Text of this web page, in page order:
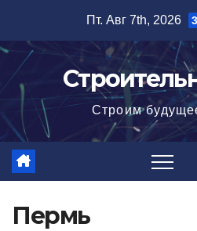
содержимому
Пт. Авг 7th, 2026
Строим
Пермь